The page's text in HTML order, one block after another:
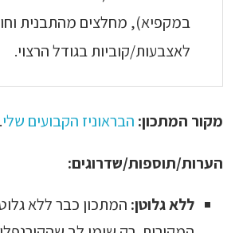
במקפיא), מחלצים מהתבנית
לאצבעות/קוביות בגודל הרצוי.
מקור המתכון: הבראוניז הקבועים שלי.
הערות/תוספות/שדרוגים:
ללא גלוטן: המתכון כבר ללא